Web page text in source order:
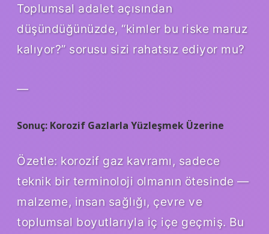
Toplumsal adalet açısından
düşündüğünüzde, “kimler bu riske maruz
kalıyor?” sorusu sizi rahatsız ediyor mu?
—
Sonuç: Korozif Gazlarla Yüzleşmek Üzerine
Özetle: korozif gaz kavramı, sadece
teknik bir terminoloji olmanın ötesinde —
malzeme, insan sağlığı, çevre ve
toplumsal boyutlarıyla iç içe geçmiş. Bu